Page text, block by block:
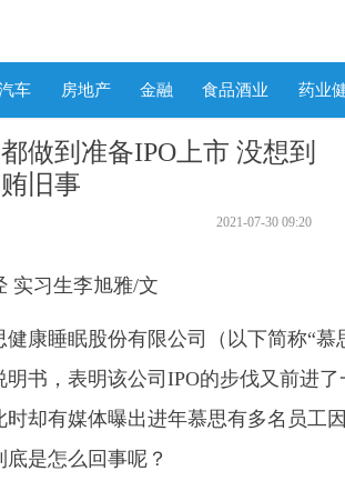
车 房地产 金融 食品酒业 药业
做到准备IPO上市 没想到
旧事
2021-07-30 09:20
实习生李旭雅/文
健康睡眠股份有限公司（以下简称“慕
明书，表明该公司IPO的步伐又前进了
时却有媒体曝出进年慕思有多名员工
是怎么回事呢？